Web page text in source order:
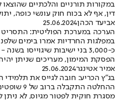
במקורות תורניים והלכתיים
דין, אף לא בכוח חוק עונשי כופה,
אביעד הכהן25.06.2024
הערכה במערכת הפוליטית: התסריט
במפלגות החרדיות אמרו בימים
כ-3,000 בני ישיבות שיגוייסו
הפסקת המימון, מעריכים שניתן
אמיר אטינגר25.06.2024
בג"ץ הכריע: חובה לגייס את תלמידי
מסגרת חוקית לפטור מגיוס, לא